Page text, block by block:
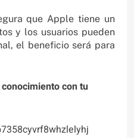
que Apple tiene un
y los usuarios pueden
el beneficio será para
con tu